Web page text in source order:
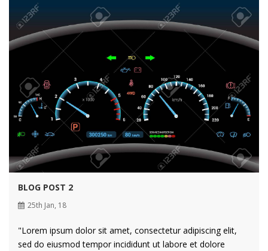
BLOG POST 2
25th Jan, 18
"Lorem ipsum dolor sit amet, consectetur adipiscing elit,
sed do eiusmod tempor incididunt ut labore et dolore